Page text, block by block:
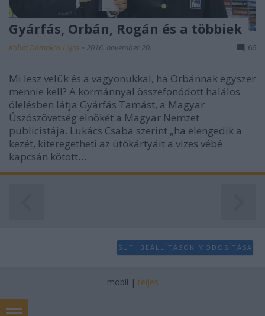
Gyárfás, Orbán, Rogán és a többiek
Kabai Domokos Lajos • 2016. november 20. 66
Mi lesz velük és a vagyonukkal, ha Orbánnak egyszer
mennie kell? A kormánnyal összefonódott halálos
ölelésben látja Gyárfás Tamást, a Magyar
Úszószövetség elnökét a Magyar Nemzet
publicistája. Lukács Csaba szerint „ha elengedik a
kezét, kiteregetheti az ütőkártyáit a vizes vébé
kapcsán kötött…
SÜTI BEÁLLÍTÁSOK MÓDOSÍTÁSA
mobil | teljes